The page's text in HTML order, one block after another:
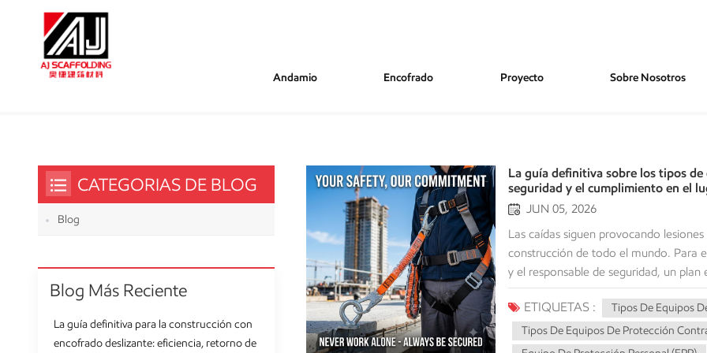
Andamio Encofrado Proyecto Sobre Nosotros
La guía definitiva sobre los tipos
seguridad y el cumplimiento en el
JUN 05, 2026
Las caídas siguen provocando lesiones graves y muertes laborales en industrias y obras de construcción de todo el mundo. Para el jefe de proyecto, el propietario de una gran flota de equipos y el responsable de seguridad, un plan eficaz de protección contra caídas va más allá del mero cumplimiento de la normativa; puede salvar vidas y prevenir pérdidas catastróficas.Para crear un entorno de trabajo sin daños, debe saber cómo utilizar el equipos de protección contra caídas Para proteger a sus empleados de caídas desde alturas. Al explicar los distintos tipos de equipos de protección contra caídas y cómo utilizarlos en aplicaciones específicas, podrá realizar una compra adecuada para sus necesidades de protección y hacer todo lo posible para proteger a sus empleados de posibles lesiones graves o la muerte por una caída desde alturas en su lugar de trabajo. 1. La jerarquía de protección contra caídas: controles personales frente a controles de ingeniería Antes de adentrarnos en el equipo específico, es fundamental comprender que la protección contra caídas se divide en dos filosofías operativas principales: protección pasiva contra caídas (controles de ingeniería) y protección activa contra caídas (sistemas personales).Una estrategia de seguridad inteligente siempre prioriza la eliminación del peligro o los controles de ingeniería colectiva antes de confiar en equipo de protección personal (EPP).Sistemas de protección pasiva contra caídasLos sistemas pasivos no requieren participación activa, ajustes ni uso por parte del trabajador una vez instalados. Actúan como una barrera física, permanente o temporal, entre el trabajador y el riesgo de caída.Sistemas de protección activa contra caídasLos sistemas activos dependen de equipos especializados que los trabajadores deben usar físicamente y conectar a un punto de anclaje. Se utilizan cuando las barreras físicas, como las barandillas, resultan poco prácticas debido a limitaciones de espacio o a la naturaleza del trabajo. 2. Tipos esenciales de equipos de protección pasiva contra caídas Cuando el objetivo es la seguridad colectiva en la obra, los sistemas pasivos son la primera línea de defensa. Protegen a todos los presentes en la cubierta simultáneamente, lo que los convierte en una opción muy rentable para proyectos de gran envergadura.Sistemas de barandillas de seguridadEl método más común de protección pasiva contra caídas es el sistema de barandillas que se puede instalar a lo largo de bordes abiertos, bordes de techos y plataformas de andamios.Un sistema de barandilla típico consta de una barandilla superior, una barandilla intermedia y un rodapié. La barandilla superior debe tener una altura mínima de 42 pulgadas. La OSHA establece los requisitos para las barandillas.Usos típicos: Bordes de tejados, pasarelas industriales y andamios. Tanto permanentes como temporales.Sistemas de redes de seguridadLas redes de seguridad son utilizadas principalmente por trabajadores que se desplazan a gran altura en zonas extensas de obras, como en la construcción de puentes o en el montaje de estructuras de acero de gran altura. Función: Una red de seguridad no está diseñada para prevenir una caída. Su función es amortiguar la caída y absorber la energía liberada para evitar lesiones graves.Mantenimiento: Las redes de seguridad se revisan periódicamente para detectar cualquier daño o suciedad en su superficie. Además, se comprueba si presentan signos de degradación por rayos UV o si tienen algún desgarro.Líneas de advertencia y zonas de controlUtilizadas principalmente en techos planos o de poca pendiente, las líneas de advertencia consisten en cuerdas, cables o cadenas señalizadas a intervalos bien visibles. Forman una barrera que se instala a una distancia específica (generalmente de al menos 1,8 metros) del borde del techo para alertar a los trabajadores de que se acercan a una zona con riesgo de caída. 3. Protección activa contra caídas: Comprensión del sistema personal de detención de caídas (PFAS, por sus siglas en inglés) Cuando no se pueden implementar sistemas pasivos, Sistema Personal de Detención de Caídas (PFAS)se vuelve obligatorio. Un PFAS no
ETIQUETAS :
Tipos De Equipos
Tipos De Equipos De Protección
CATEGORIAS DE BLOG
Blog
Blog Más Reciente
La guía definitiva para la construcción con
encofrado deslizante: eficiencia, retorno de